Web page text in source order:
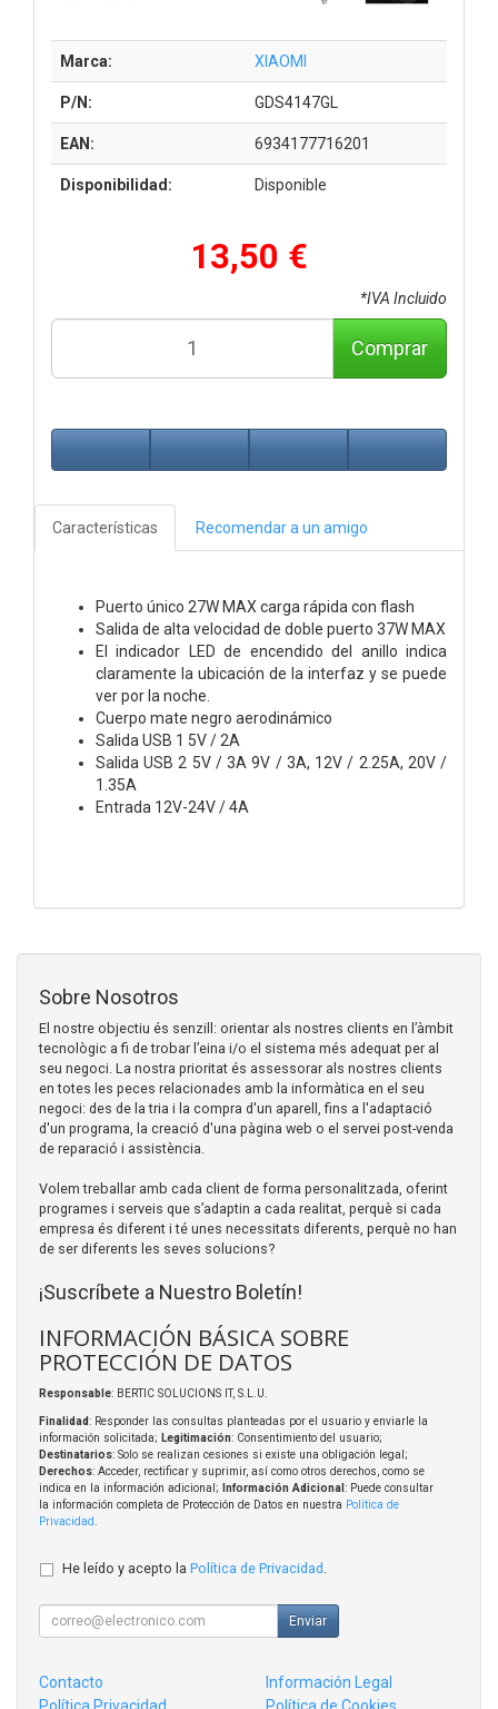
Marca: XIAOMI
P/N: GDS4147GL
EAN: 6934177716201
Disponibilidad: Disponible
13,50 €
*IVA Incluido
Comprar
Características Recomendar a un amigo
Puerto único 27W MAX carga rápida con flash
Salida de alta velocidad de doble puerto 37W MAX
El indicador LED de encendido del anillo indica
claramente la ubicación de la interfaz y se puede
ver por la noche.
Cuerpo mate negro aerodinámico
Salida USB 1 5V / 2A
Salida USB 2 5V / 3A 9V / 3A, 12V / 2.25A, 20V /
1.35A
Entrada 12V-24V / 4A
Sobre Nosotros
El nostre objectiu és senzill: orientar als nostres clients en l’àmbit
tecnològic a fi de trobar l’eina i/o el sistema més adequat per al
seu negoci. La nostra prioritat és assessorar als nostres clients
en totes les peces relacionades amb la informàtica en el seu
negoci: des de la tria i la compra d'un aparell, fins a l'adaptació
d'un programa, la creació d'una pàgina web o el servei post-venda
de reparació i assistència.
Volem treballar amb cada client de forma personalitzada, oferint
programes i serveis que s’adaptin a cada realitat, perquè si cada
empresa és diferent i té unes necessitats diferents, perquè no han
de ser diferents les seves solucions?
¡Suscríbete a Nuestro Boletín!
INFORMACIÓN BÁSICA SOBRE
PROTECCIÓN DE DATOS
Responsable: BERTIC SOLUCIONS IT, S.L.U.
Finalidad: Responder las consultas planteadas por el usuario y enviarle la
información solicitada; Legitimación: Consentimiento del usuario;
Destinatarios: Solo se realizan cesiones si existe una obligación legal;
Derechos: Acceder, rectificar y suprimir, así como otros derechos, como se
indica en la información adicional;
Información Adicional : Puede consultar
la información completa de Protección de Datos en nuestra Política de
Privacidad
He leído y acepto la Política de Privacidad
Enviar
Contacto
Información Legal
Política Privacidad
Política de Cookies